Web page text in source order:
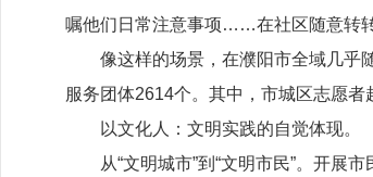
嘱他们日常注意事项……在社区随意转
像这样的场景，在濮阳市全域几乎
服务团体2614个。其中，市城区志愿者
以文化人：文明实践的自觉体现。
从“文明城市”到“文明市民”。开展